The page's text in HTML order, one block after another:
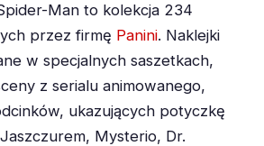
Man to kolekcja 234
przez firmę Panini. Naklejki
w specjalnych saszetkach,
z serialu animowanego,
ukazujących potyczkę
Mysterio, Dr.